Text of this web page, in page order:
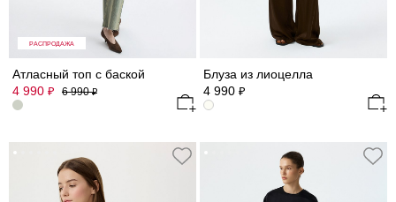
РАСПРОДАЖА
Атласный топ с баской
4 990 ₽ 6 990₽
Блуза из лиоцелла
4 990 ₽